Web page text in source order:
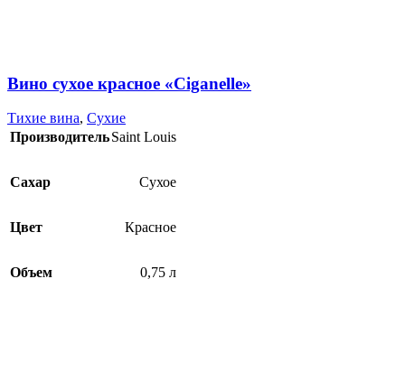
Вино сухое красное «Ciganelle»
Тихие вина, Сухие
ПроизводительSaint Louis
Сахар Сухое
Цвет Красное
Объем 0,75 л